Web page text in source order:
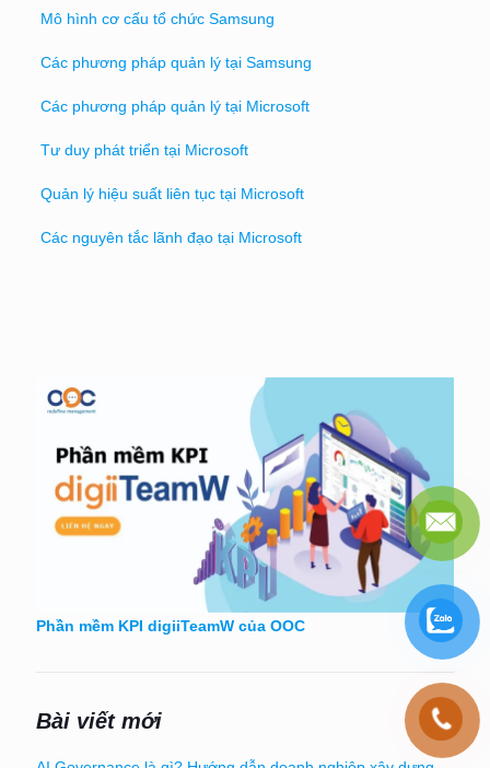
Mô hình cơ cấu tổ chức Samsung
Các phương pháp quản lý tại Samsung
Các phương pháp quản lý tại Microsoft
Tư duy phát triển tại Microsoft
Quản lý hiệu suất liên tục tại Microsoft
Các nguyên tắc lãnh đạo tại Microsoft
Phần mềm KPI digiiTeamW của OOC
Bài viết mới